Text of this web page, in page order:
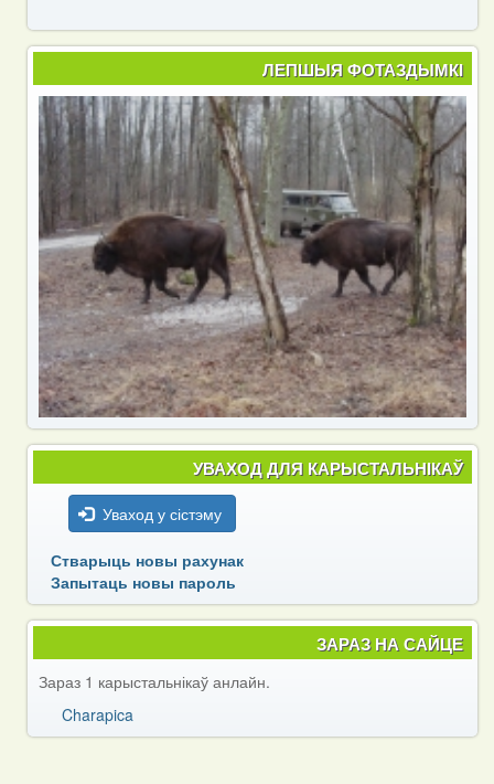
ЛЕПШЫЯ ФОТАЗДЫМКІ
УВАХОД ДЛЯ КАРЫСТАЛЬНІКАЎ
Уваход у сістэму
Стварыць новы рахунак
Запытаць новы пароль
ЗАРАЗ НА САЙЦЕ
Зараз 1 карыстальнікаў анлайн.
Charapica